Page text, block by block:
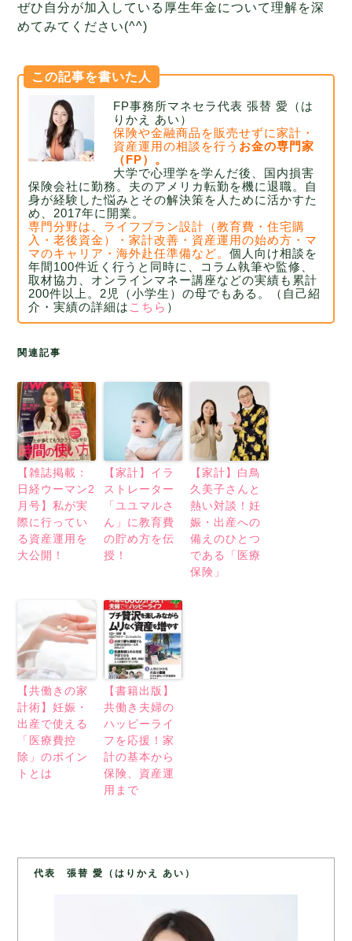
ぜひ自分が加入している厚生年金について理解を深
めてみてください(^^)
この記事を書いた人
FP事務所マネセラ代表 張替 愛（は
りかえ あい）
保険や金融商品を販売せずに家計・
資産運用の相談を行う お金の専門家
（FP）。
大学で心理学を学んだ後、国内損害
保険会社に勤務。 夫のアメリカ転勤を機に退職。自
身が経験した悩みとその解決策を人ために活かすた
め、2017年に開業。
専門分野は、ライフプラン設計（教育費・住宅購
入・老後資金）・家計改善・資産運用の始め方・マ
マのキャリア・海外赴任準備など。個人向け相談を
年間100件近く行うと同時に、コラム執筆や監修、
取材協力、 オンラインマネー講座などの実績も累計
200件以上。2児（小学生）の母でもある。
（自己紹
介・実績の詳細は こちら ）
関連記事
【雑誌掲載：
日経ウーマン2
月号】私が実
際に行ってい
る資産運用を
大公開！
【家計】イラ
ストレーター
「ユユマルさ
ん」に教育費
の貯め方を伝
授！
【家計】白鳥
久美子さんと
熱い対談！妊
娠・出産への
備えのひとつ
である「医療
保険」
【共働きの家
計術】妊娠・
出産で使える
「医療費控
除」のポイン
トとは
【書籍出版】
共働き夫婦の
ハッピーライ
フを応援！家
計の基本から
保険、資産運
用まで
代表 張替 愛（はりかえ あい）